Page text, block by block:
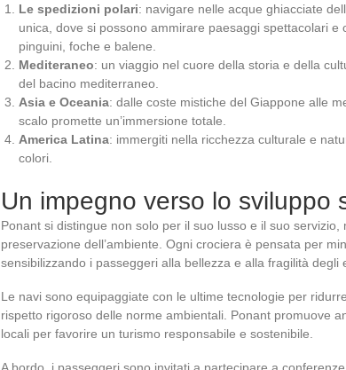
Le spedizioni polari: navigare nelle acque ghiacciate
unica, dove si possono ammirare paesaggi spettacolari
pinguini, foche e balene.
Mediteraneo: un viaggio nel cuore della storia e della
del bacino mediterraneo.
Asia e Oceania: dalle coste mistiche del Giappone alle
scalo promette un’immersione totale.
America Latina: immergiti nella ricchezza culturale e
colori.
Un impegno verso lo sviluppo
Ponant si distingue non solo per il suo lusso e il suo
preservazione dell’ambiente. Ogni crociera è pensata per
sensibilizzando i passeggeri alla bellezza e alla fragilità degli
Le navi sono equipaggiate con le ultime tecnologie per
rispetto rigoroso delle norme ambientali. Ponant promuove
locali per favorire un turismo responsabile e sostenibile.